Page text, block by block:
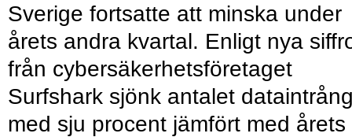
Sverige fortsatte att minska under
årets andra kvartal. Enligt nya
från cybersäkerhetsföretaget
Surfshark sjönk antalet
med sju procent jämfört med årets